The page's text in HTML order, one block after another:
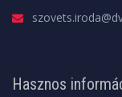
Hasznos